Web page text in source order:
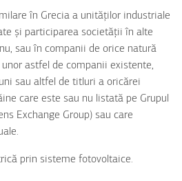
în Grecia a unităților industriale
și participarea societății în alte
sau în companii de orice natură
astfel de companii existente,
sau altfel de titluri a oricărei
care este sau nu listată pe Grupul
Exchange Group) sau care
prin sisteme fotovoltaice.